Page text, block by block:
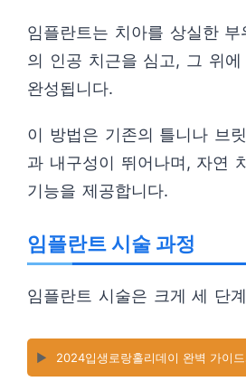
임플란트는 치아를 상실한 부
의 인공 치근을 심고, 그 위
완성됩니다.
이 방법은 기존의 틀니나 브
과 내구성이 뛰어나며, 자연
기능을 제공합니다.
임플란트 시술 과정
임플란트 시술은 크게 세 단
▶️ 2024입생로랑홀리데이 완벽 가이